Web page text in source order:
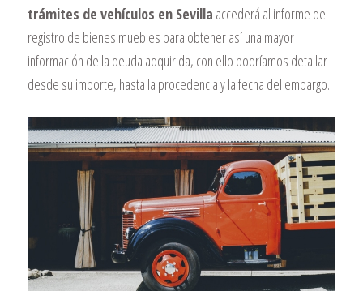
trámites de vehículos en Sevilla accederá al informe del
registro de bienes muebles para obtener así una mayor
información de la deuda adquirida, con ello podríamos detallar
desde su importe, hasta la procedencia y la fecha del embargo.